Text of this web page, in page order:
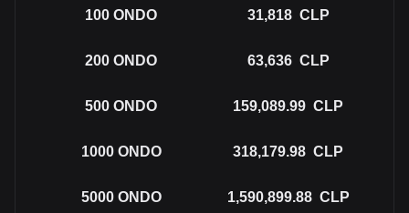
100 ONDO 31,818 CLP
200 ONDO 63,636 CLP
500 ONDO 159,089.99 CLP
1000 ONDO 318,179.98 CLP
5000 ONDO 1,590,899.88 CLP